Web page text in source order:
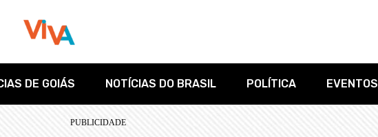
DE GOIÁS NOTÍCIAS DO BRASIL POLÍTICA EVENTOS